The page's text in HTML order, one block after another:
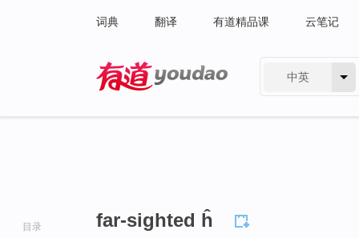
词典 翻译 有道精品课 云笔记
中英
目录 far-sighted ĥ